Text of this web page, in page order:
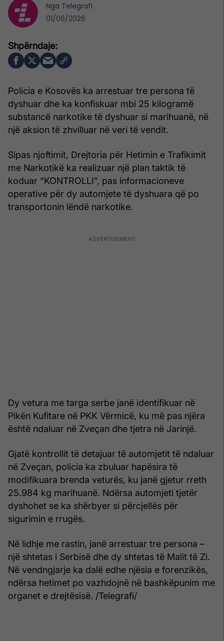
Policia e Kosovës ka arrestuar tre persona të
dyshuar dhe ka konfiskuar mbi 25 kilogramë
substancë narkotike të dyshuar si marihuanë, në
një aksion të zhvilluar në veri të vendit.
Sipas njoftimit, Drejtoria për Hetimin e Trafikimit
me Narkotikë ka realizuar një plan taktik të
koduar “KONTROLLI”, pas informacioneve
operative për dy automjete të dyshuara që po
transportonin lëndë narkotike.
Dy vetura me targa serbe janë identifikuar në
Pikën Kufitare në PKK Vërmicë, ku më pas njëra
është ndaluar në Zveçan dhe tjetra në Jarinjë.
Gjatë kontrollit të detajuar të automjetit të ndaluar
në Zveçan, policia ka zbuluar hapësira të
modifikuara brenda veturës, ku janë gjetur rreth
25.984 kg marihuanë. Ndërsa automjeti tjetër
dyshohet se ka shërbyer si përcjellës për
sigurimin e rrugës.
Në lidhje me rastin, janë arrestuar tre persona –
një shtetas i Serbisë dhe dy shtetas të Malit të Zi.
Në vendngjarje ka dalë edhe njësia e forenzikës,
ndërsa hetimet po vazhdojnë në bashkëpunim me
organet e drejtësisë. /Telegrafi/
Nga Telegrafi
01/06/2026